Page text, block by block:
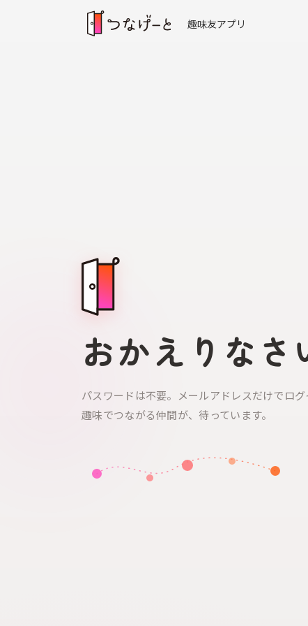
趣味友アプリ
おかえりなさ
パスワードは不要。メールアドレスだけでログ
趣味でつながる仲間が、待っています。